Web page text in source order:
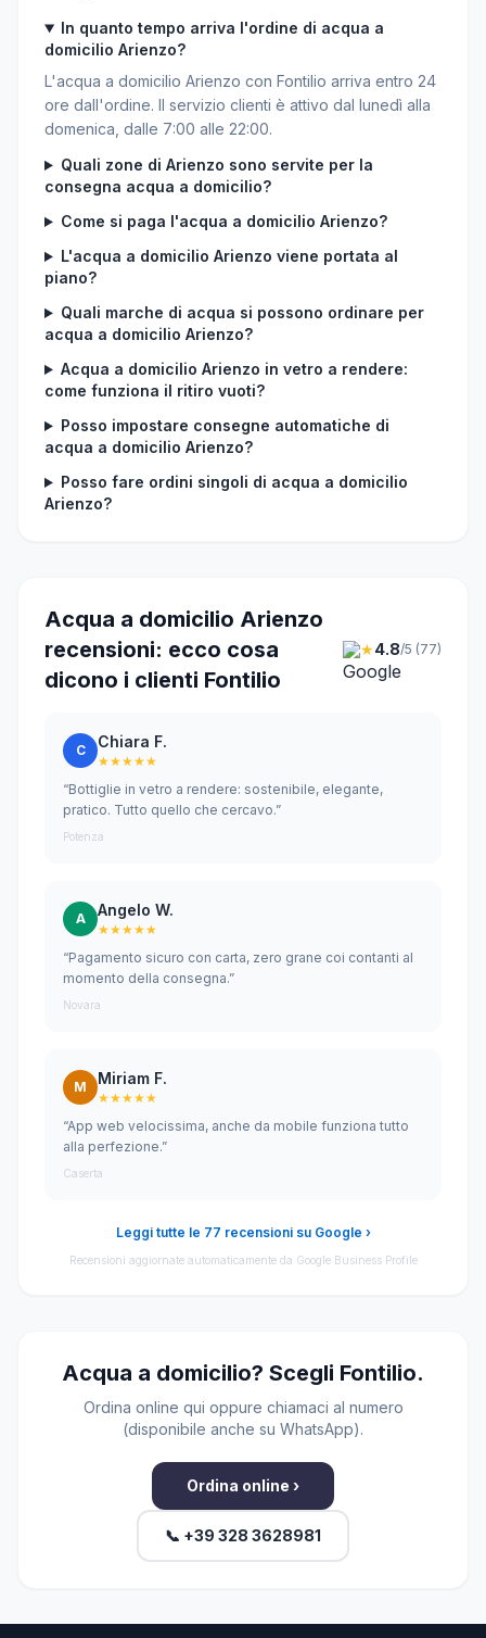
In quanto tempo arriva l'ordine di acqua a
domicilio Arienzo?
L'acqua a domicilio Arienzo con Fontilio arriva entro 24
ore dall'ordine. Il servizio clienti è attivo dal lunedì alla
domenica, dalle 7:00 alle 22:00.
Quali zone di Arienzo sono servite per la
consegna acqua a domicilio?
Come si paga l'acqua a domicilio Arienzo?
L'acqua a domicilio Arienzo viene portata al
piano?
Quali marche di acqua si possono ordinare per
acqua a domicilio Arienzo?
Acqua a domicilio Arienzo in vetro a rendere:
come funziona il ritiro vuoti?
Posso impostare consegne automatiche di
acqua a domicilio Arienzo?
Posso fare ordini singoli di acqua a domicilio
Arienzo?
Acqua a domicilio Arienzo
recensioni: ecco cosa
dicono i clienti Fontilio
★4.8/5 (77)
C Chiara F.
★★★★★
“Bottiglie in vetro a rendere: sostenibile, elegante,
pratico. Tutto quello che cercavo.”
Potenza
A Angelo W.
★★★★★
“Pagamento sicuro con carta, zero grane coi contanti al
momento della consegna.”
Novara
M Miriam F.
★★★★★
“App web velocissima, anche da mobile funziona tutto
alla perfezione.”
Caserta
Leggi tutte le 77 recensioni su Google ›
Recensioni aggiornate automaticamente da Google Business Profile
Acqua a domicilio? Scegli Fontilio.
Ordina online qui oppure chiamaci al numero
(disponibile anche su WhatsApp).
Ordina online ›
📞 +39 328 3628981